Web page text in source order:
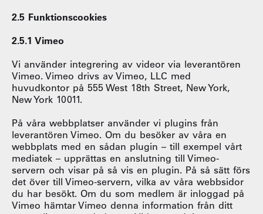
2.5 Funktionscookies
2.5.1 Vimeo
Vi använder integrering av videor via leverantören
Vimeo. Vimeo drivs av Vimeo, LLC med
huvudkontor på 555 West 18th Street, New York,
New York 10011.
På våra webbplatser använder vi plugins från
leverantören Vimeo. Om du besöker av våra en
webbplats med en sådan plugin – till exempel vårt
mediatek – upprättas en anslutning till Vimeo-
servern och visar på så vis en plugin. På så sätt förs
det över till Vimeo-servern, vilka av våra webbsidor
du har besökt. Om du som medlem är inloggad på
Vimeo hämtar Vimeo denna information från ditt